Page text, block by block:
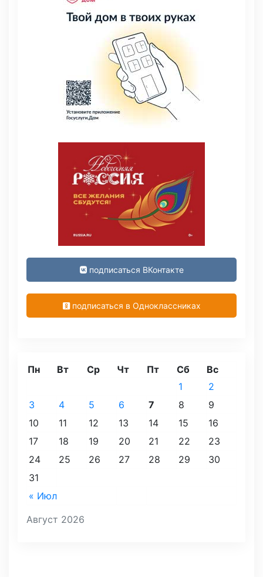
подписаться ВКонтакте
подписаться в Одноклассниках
Август 2026
Пн Вт Ср Чт Пт Сб Вс
« Июл
1
2
3
4 5 6 7 8
9
10
11 12 13 14 15
16
17
18 19 20 21 22
23
24
25 26 27 28 29
30
31